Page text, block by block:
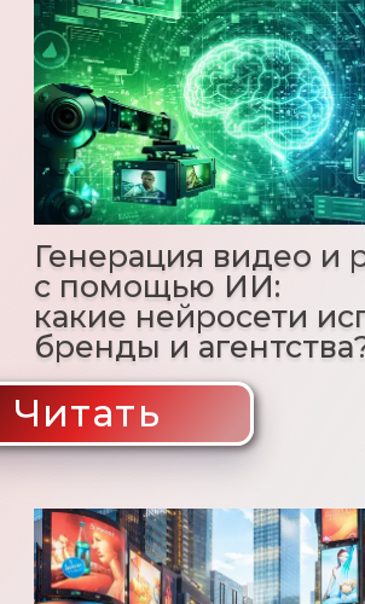
Наши контакты:
1-й Нагатинский проезд, 4
Россия, г. Москва,
Адрес:
info@vitamedia-group.ru
E-mail:
создающий доверие
Маркетинг,
Политика конфиденциальности